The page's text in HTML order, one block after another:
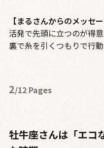
【まるさんからのメッセー
活発で先頭に立つのが得
裏で糸を引くつもりで行動
2/12 Pages
牡牛座さんは「エコ